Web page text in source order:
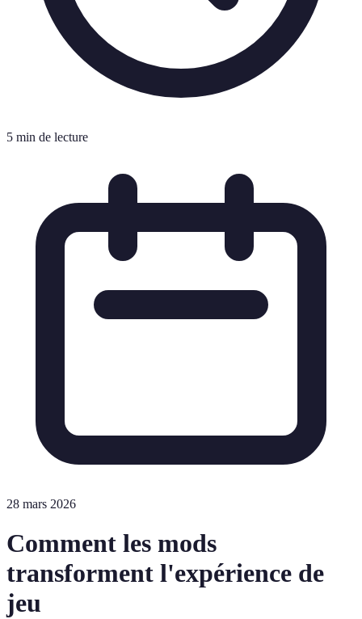
5 min de lecture
28 mars 2026
Comment les mods
transforment l'expérience de
jeu